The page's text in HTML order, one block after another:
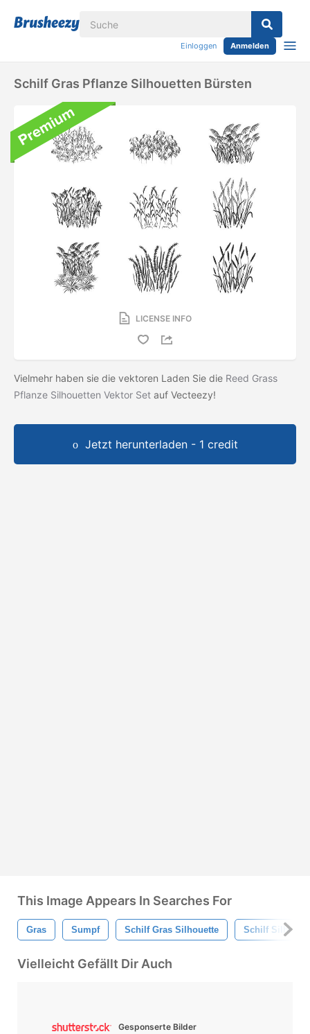
Einloggen Anmelden
Schilf Gras Pflanze Silhouetten Bürsten
LICENSE INFO
Vielmehr haben sie die vektoren Laden Sie die Reed Grass
Pflanze Silhouetten Vektor Set auf Vecteezy!
Jetzt herunterladen - 1 credit
This Image Appears In Searches For
Gras Sumpf Schilf Gras Silhouette Schilf
Vielleicht Gefällt Dir Auch
Gesponserte Bilder